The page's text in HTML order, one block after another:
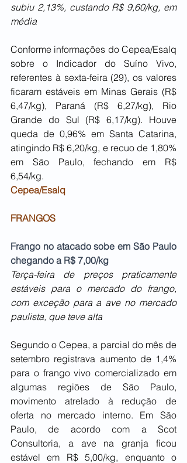
subiu 2,13%, custando R$ 9,60/kg, em
média
Conforme informações do Cepea/Esalq
sobre o Indicador do Suíno Vivo,
referentes à sexta-feira (29), os valores
ficaram estáveis em Minas Gerais (R$
6,47/kg), Paraná (R$ 6,27/kg), Rio
Grande do Sul (R$ 6,17/kg). Houve
queda de 0,96% em Santa Catarina,
atingindo R$ 6,20/kg, e recuo de 1,80%
em São Paulo, fechando em R$
6,54/kg.
Cepea/Esalq
FRANGOS
Frango no atacado sobe em São Paulo
chegando a R$ 7,00/kg
Terça-feira de preços praticamente
estáveis para o mercado do frango,
com exceção para a ave no mercado
paulista, que teve alta
Segundo o Cepea, a parcial do mês de
setembro registrava aumento de 1,4%
para o frango vivo comercializado em
algumas regiões de São Paulo,
movimento atrelado à redução de
oferta no mercado interno. Em São
Paulo, de acordo com a Scot
Consultoria, a ave na granja ficou
estável em R$ 5,00/kg, enquanto o